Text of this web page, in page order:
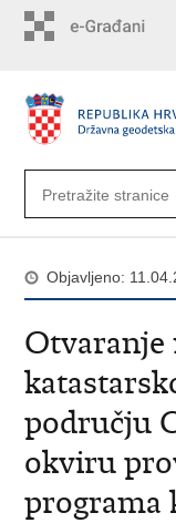
Objavljeno:
Otvaranje
području
okviru
programa